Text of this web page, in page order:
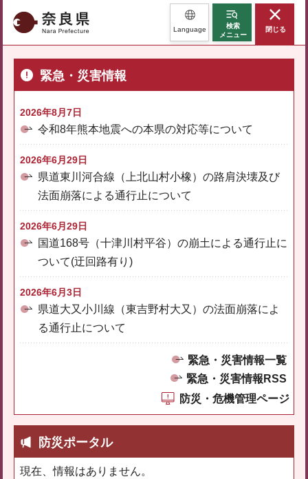
奈良県 Language
検索
メニュー
閉じる
緊急・災害情報
2026年8月7日
令和8年熊本地震への本県の対応等について
2026年6月29日
県道東川河合線（上北山村小橡）の路肩決壊及び
法面崩落による通行止について
2026年6月29日
国道168号（十津川村平谷）の崩土による通行止に
ついて(迂回路有り)
2026年6月3日
県道大又小川線（東吉野村大又）の法面崩落によ
る通行止について
緊急・災害情報一覧
緊急・災害情報RSS
防災・危機管理ページ
防災ポータル
現在、情報はありません。